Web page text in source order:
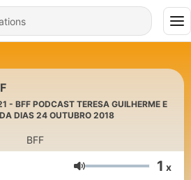
- BFF PODCAST TERESA GUILHERME E
DIAS 24 OUTUBRO 2018
BFF
Volume 1 x